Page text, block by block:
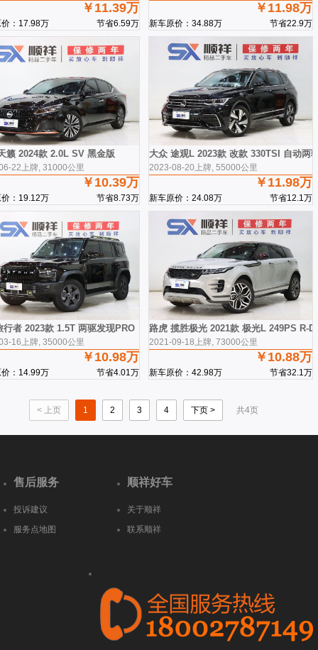
￥11.39万
：17.98万 节省6.59万
￥11.98万
新车原价：34.88万 节省22.9万
籁 2024款 2.0L SV 黑金版
22上牌, 31000公里
￥10.39万
：19.12万 节省8.73万
大众 途观L 2023款 改款 330TSI 自动两
2023-08-20上牌, 55000公里
￥11.98万
新车原价：24.08万 节省12.1万
行者 2023款 1.5T 两驱发现PRO
16上牌, 35000公里
￥10.98万
：14.99万 节省4.01万
路虎 揽胜极光 2021款 极光L 249PS R-
2021-09-18上牌, 73000公里
￥10.88万
新车原价：42.98万 节省32.1万
< 上页 1 2 3 4 下页 > 共4页
售后服务
投诉建议
服务点地图
顺祥好车
关于顺祥
联系顺祥